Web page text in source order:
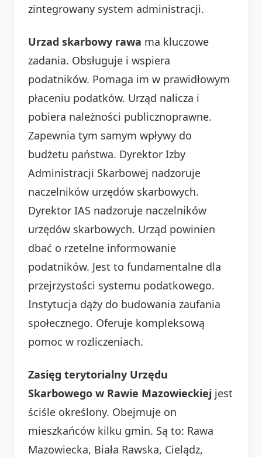
zintegrowany system administracji.
Urzad skarbowy rawa ma kluczowe
zadania. Obsługuje i wspiera
podatników. Pomaga im w prawidłowym
płaceniu podatków. Urząd nalicza i
pobiera należności publicznoprawne.
Zapewnia tym samym wpływy do
budżetu państwa. Dyrektor Izby
Administracji Skarbowej nadzoruje
naczelników urzędów skarbowych.
Dyrektor IAS nadzoruje naczelników
urzędów skarbowych. Urząd powinien
dbać o rzetelne informowanie
podatników. Jest to fundamentalne dla
przejrzystości systemu podatkowego.
Instytucja dąży do budowania zaufania
społecznego. Oferuje kompleksową
pomoc w rozliczeniach.
Zasięg terytorialny Urzędu
Skarbowego w Rawie Mazowieckiej jest
ściśle określony. Obejmuje on
mieszkańców kilku gmin. Są to: Rawa
Mazowiecka, Biała Rawska, Cielądz,